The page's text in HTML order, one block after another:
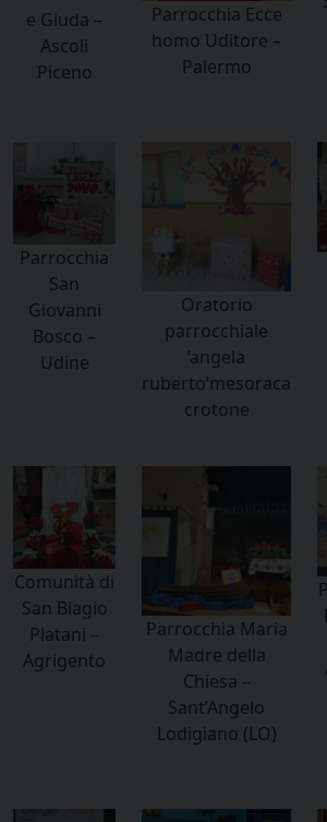
e Giuda –
Ascoli
Piceno
Parrocchia Ecce
homo Uditore –
Palermo
Parrocchia
San
Giovanni
Bosco –
Udine
Oratorio
parrocchiale
‘angela
ruberto’mesoraca
crotone
Comunità di
San Biagio
Platani –
Agrigento
Parrocchia Maria
Madre della
Chiesa –
Sant’Angelo
Lodigiano (LO)